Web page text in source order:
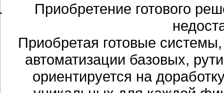
Приобретение готового
Приобретая готовые
автоматизации базовых,
ориентируется на